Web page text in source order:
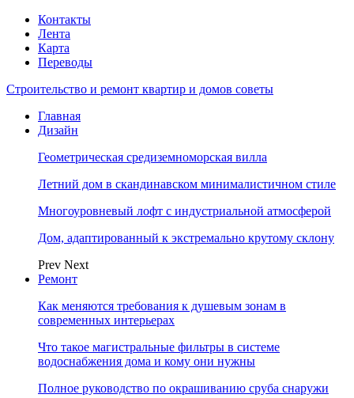
Контакты
Лента
Карта
Переводы
Строительство и ремонт квартир и домов советы
Главная
Дизайн
Геометрическая средиземноморская вилла
Летний дом в скандинавском минималистичном стиле
Многоуровневый лофт с индустриальной атмосферой
Дом, адаптированный к экстремально крутому склону
Prev Next
Ремонт
Как меняются требования к душевым зонам в
современных интерьерах
Что такое магистральные фильтры в системе
водоснабжения дома и кому они нужны
Полное руководство по окрашиванию сруба снаружи